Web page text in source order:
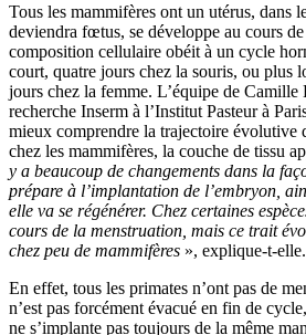
Tous les mammifères ont un utérus, dans
deviendra fœtus, se développe au cours
composition cellulaire obéit à un cycle
court, quatre jours chez la souris, ou plus
jours chez la femme. L’équipe de
recherche Inserm à l’Institut Pasteur à
mieux comprendre la trajectoire évolutive
chez les mammifères, la couche de tissu
y a beaucoup de changements dans la
prépare à l’implantation de l’embryon,
elle va se régénérer. Chez certaines
cours de la menstruation, mais ce trait
chez peu de mammifères », explique-t-elle.
En effet, tous les primates n’ont pas de
n’est pas forcément évacué en fin de
ne s’implante pas toujours de la même